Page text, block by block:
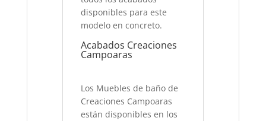
disponibles para este
modelo en concreto.
Acabados Creaciones
Campoaras
Los Muebles de baño de
Creaciones Campoaras
están disponibles en los